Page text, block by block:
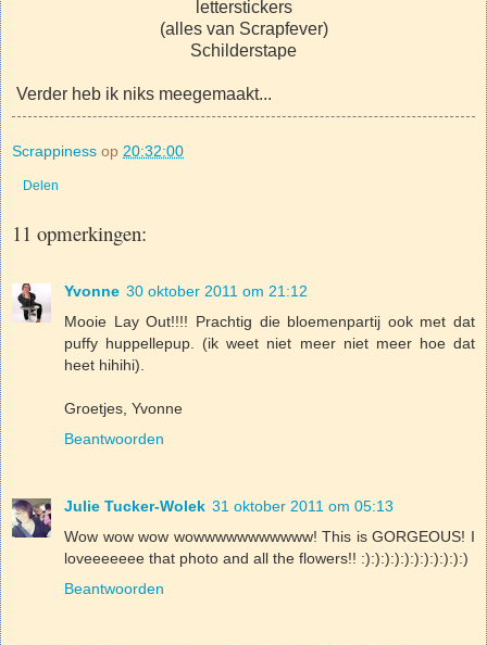
letterstickers
(alles van Scrapfever)
Schilderstape
Verder heb ik niks meegemaakt...
Scrappiness op 20:32:00
Delen
11 opmerkingen:
Yvonne 30 oktober 2011 om 21:12
Mooie Lay Out!!!! Prachtig die bloemenpartij ook met dat
puffy huppellepup. (ik weet niet meer niet meer hoe dat
heet hihihi).
Groetjes, Yvonne
Beantwoorden
Julie Tucker-Wolek 31 oktober 2011 om 05:13
Wow wow wow wowwwwwwwwwww! This is GORGEOUS! I
loveeeeeee that photo and all the flowers!! :):):):):):):):):):):)
Beantwoorden